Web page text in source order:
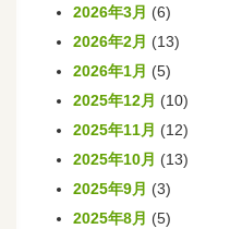
2026年3月 (6)
2026年2月 (13)
2026年1月 (5)
2025年12月 (10)
2025年11月 (12)
2025年10月 (13)
2025年9月 (3)
2025年8月 (5)